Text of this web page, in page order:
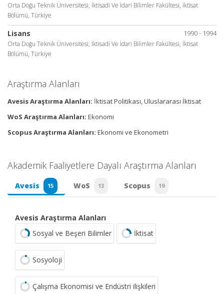
Orta Doğu Teknik Üniversitesi, İktisadi Ve İdari Bilimler Fakültesi, İktisat
Bölümü, Türkiye
1990 - 1994
Lisans
Orta Doğu Teknik Üniversitesi, İktisadi Ve İdari Bilimler Fakültesi, İktisat
Bölümü, Türkiye
Araştırma Alanları
Avesis Araştırma Alanları: İktisat Politikası, Uluslararası İktisat
WoS Araştırma Alanları: Ekonomi
Scopus Araştırma Alanları: Ekonomi ve Ekonometri
Akademik Faaliyetlere Dayalı Araştırma Alanları
Avesis 15 WoS 13 Scopus 19
Avesis Araştırma Alanları
Sosyal ve Beşeri Bilimler
İktisat
Sosyoloji
Çalışma Ekonomisi ve Endüstri ilişkileri